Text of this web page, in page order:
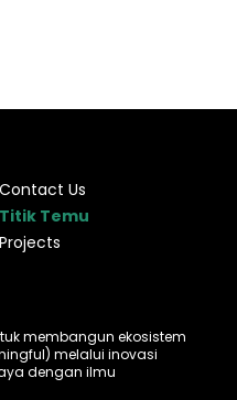
Contact Us
Titik Temu
Projects
membangun ekosistem
melalui inovasi
dengan ilmu